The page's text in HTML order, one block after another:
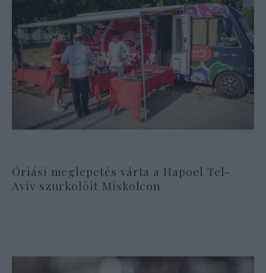
Óriási meglepetés várta a Hapoel Tel-
Aviv szurkolóit Miskolcon